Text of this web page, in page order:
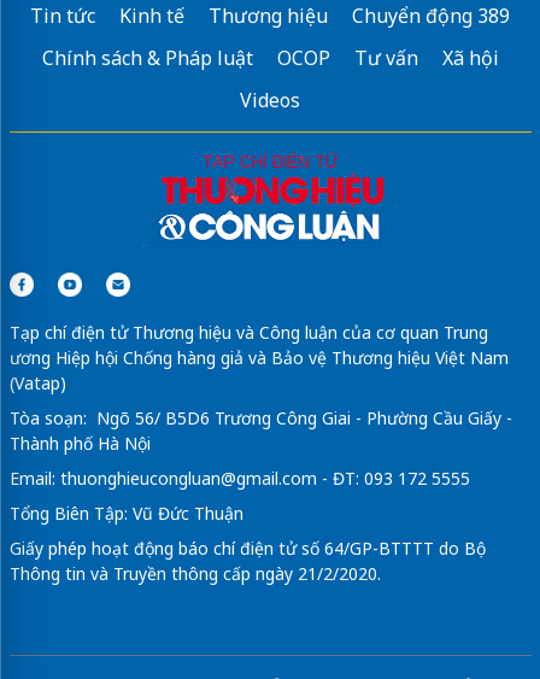
Tin tức Kinh tế Thương hiệu
Chuyển động 389
Chính sách & Pháp luật
OCOP Tư vấn
Xã hội
Videos
Tạp chí điện tử Thương hiệu và Công luận của cơ quan Trung
ương Hiệp hội Chống hàng giả và Bảo vệ Thương hiệu Việt Nam
(Vatap)
Tòa soạn: Ngõ 56/ B5D6 Trương Công Giai - Phường Cầu Giấy -
Thành phố Hà Nội
Email: thuonghieucongluan@gmail.com - ĐT: 093 172 5555
Tổng Biên Tập: Vũ Đức Thuận
Giấy phép hoạt động báo chí điện tử số 64/GP-BTTTT do Bộ
Thông tin và Truyền thông cấp ngày 21/2/2020.